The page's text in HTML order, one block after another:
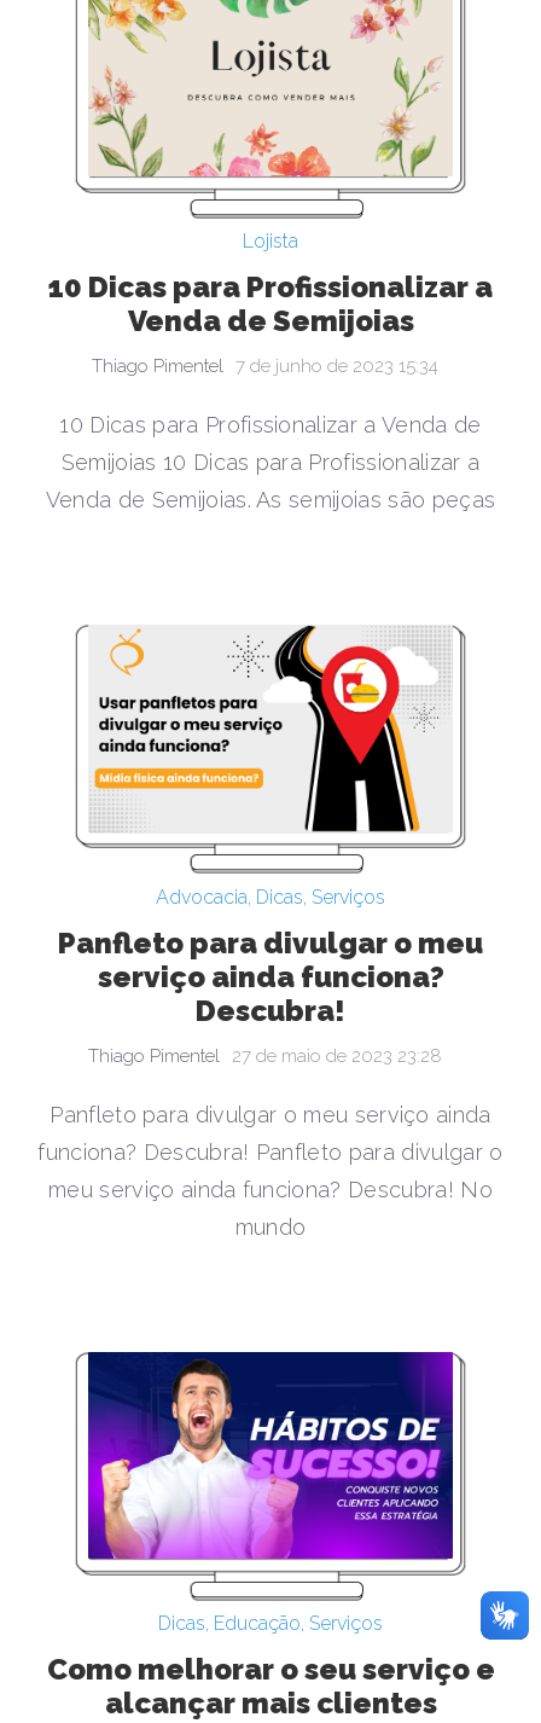
Lojista
10 Dicas para Profissionalizar a
Venda de Semijoias
Thiago Pimentel 7 de junho de 2023 15:34
10 Dicas para Profissionalizar a Venda de
Semijoias 10 Dicas para Profissionalizar a
Venda de Semijoias. As semijoias são peças
Advocacia, Dicas, Serviços
Panfleto para divulgar o meu
serviço ainda funciona?
Descubra!
Thiago Pimentel 27 de maio de 2023 23:28
Panfleto para divulgar o meu serviço ainda
funciona? Descubra! Panfleto para divulgar o
meu serviço ainda funciona? Descubra! No
mundo
Dicas, Educação, Serviços
Como melhorar o seu serviço e
alcançar mais clientes